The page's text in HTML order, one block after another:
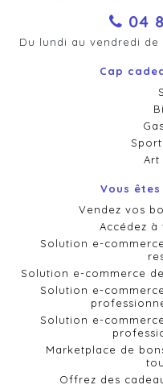
04
Du lundi au vendredi de
Cap
Art
Vous
Vendez vos
Accédez à
Solution e-
Solution e-commerce
Solution e-
Solution e-
Marketplace de
Offrez des